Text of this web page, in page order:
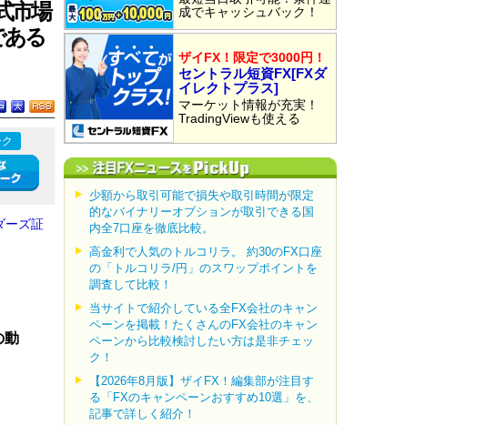
市場
ある
ーズ証
動
成でキャッシュバック！
ザイFX！限定で3000円！
セントラル短資FX[FXダ
イレクトプラス]
マーケット情報が充実！
TradingViewも使える
少額から取引可能で損失や取引時間が限定
的なバイナリーオプションが取引できる国
内全7口座を徹底比較。
高金利で人気のトルコリラ。 約30のFX口座
の「トルコリラ/円」のスワップポイントを
調査して比較！
当サイトで紹介している全FX会社のキャン
ペーンを掲載！たくさんのFX会社のキャン
ペーンから比較検討したい方は是非チェッ
ク！
【2026年8月版】ザイFX！編集部が注目す
る「FXのキャンペーンおすすめ10選」を、
記事で詳しく紹介！